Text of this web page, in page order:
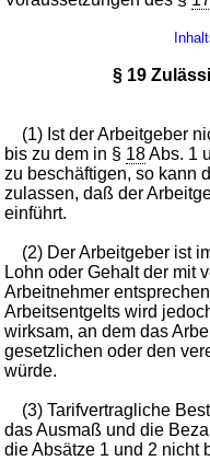
§ 19
(1) Ist der Arbeitgeber
bis zu dem in § 18Abs. 1
zu beschäftigen, so kann
zulassen, daß der
einführt.
(2) Der Arbeitgeber ist
Lohn oder Gehalt der mit
Arbeitnehmer
Arbeitsentgelts wird
wirksam, an dem das
gesetzlichen oder den
würde.
(3) Tarifvertragliche
das Ausmaß und die
die Absätze 1 und 2 nicht